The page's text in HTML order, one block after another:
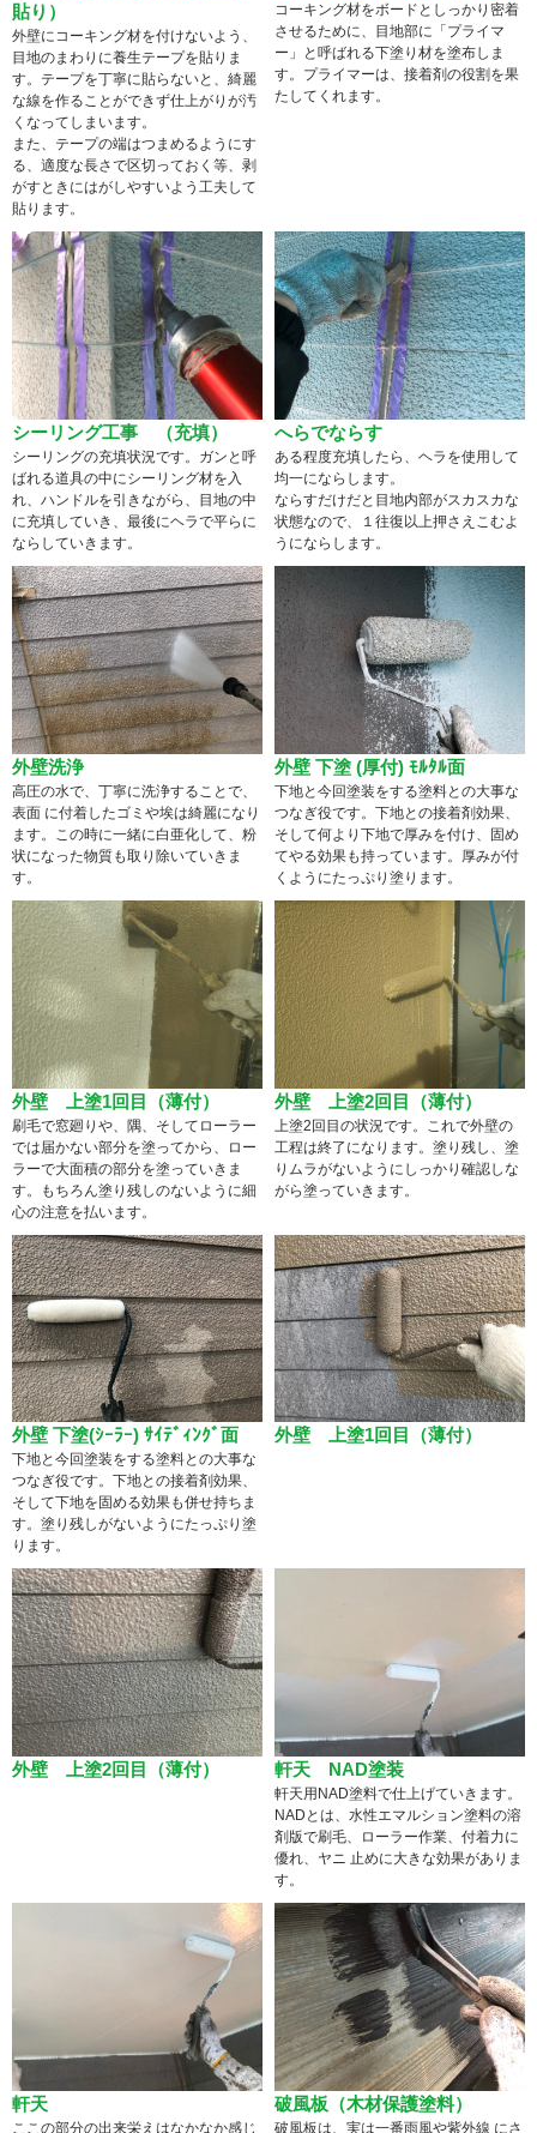
貼り）
外壁にコーキング材を付けないよう、
目地のまわりに養生テープを貼りま
す。テープを丁寧に貼らないと、綺麗
な線を作ることができず仕上がりが汚
くなってしまいます。
また、テープの端はつまめるようにす
る、適度な長さで区切っておく等、剥
がすときにはがしやすいよう工夫して
貼ります。
コーキング材をボードとしっかり密着
させるために、目地部に「プライマ
ー」と呼ばれる下塗り材を塗布しま
す。プライマーは、接着剤の役割を果
たしてくれます。
シーリング工事 （充填）
シーリングの充填状況です。ガンと呼
ばれる道具の中にシーリング材を入
れ、ハンドルを引きながら、目地の中
に充填していき、最後にヘラで平らに
ならしていきます。
へらでならす
ある程度充填したら、ヘラを使用して
均一にならします。
ならすだけだと目地内部がスカスカな
状態なので、１往復以上押さえこむよ
うにならします。
外壁洗浄
高圧の水で、丁寧に洗浄することで、
表面 に付着したゴミや埃は綺麗になり
ます。この時に一緒に白亜化して、粉
状になった物質も取り除いていきま
す。
外壁 下塗 (厚付) ﾓﾙﾀﾙ面
下地と今回塗装をする塗料との大事な
つなぎ役です。下地との接着剤効果、
そして何より下地で厚みを付け、固め
てやる効果も持っています。厚みが付
くようにたっぷり塗ります。
外壁 上塗1回目（薄付）
刷毛で窓廻りや、隅、そしてローラー
では届かない部分を塗ってから、ロー
ラーで大面積の部分を塗っていきま
す。もちろん塗り残しのないように細
心の注意を払います。
外壁 上塗2回目（薄付）
上塗2回目の状況です。これで外壁の
工程は終了になります。塗り残し、塗
りムラがないようにしっかり確認しな
がら塗っていきます。
外壁 下塗(ｼｰﾗｰ) ｻｲﾃﾞｨﾝｸﾞ面
下地と今回塗装をする塗料との大事な
つなぎ役です。下地との接着剤効果、
そして下地を固める効果も併せ持ちま
す。塗り残しがないようにたっぷり塗
ります。
外壁 上塗1回目（薄付）
外壁 上塗2回目（薄付） 軒天 NAD塗装
軒天用NAD塗料で仕上げていきます。
NADとは、水性エマルション塗料の溶
剤版で刷毛、ローラー作業、付着力に
優れ、ヤニ 止めに大きな効果がありま
す。
軒天
ここの部分の出来栄えはなかなか感じ
破風板（木材保護塗料）
破風板は、実は一番雨風や紫外線 にさ